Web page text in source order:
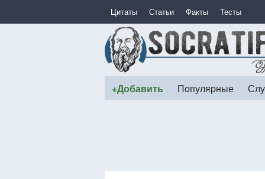
Цитаты Статьи Факты Тесты
+Добавить Популярные